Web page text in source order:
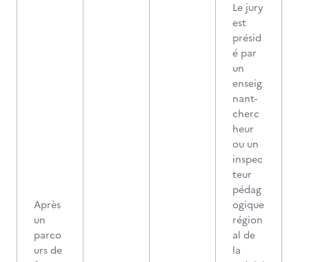
Après
un
parco
urs de
Le jury
est
présid
é par
un
enseig
nant-
cherc
heur
ou un
inspec
teur
pédag
ogique
région
al de
la